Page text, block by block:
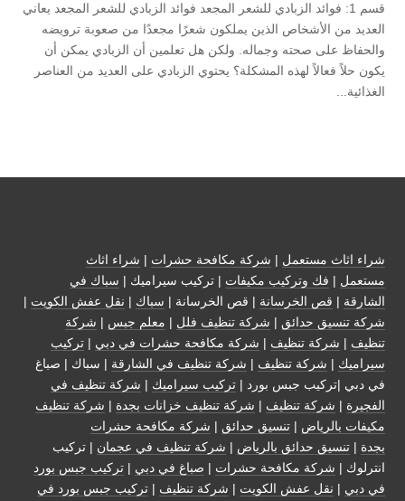
قسم 1: فوائد الزبادي للشعر المجعد فوائد الزبادي للشعر المجعد يعاني
العديد من الأشخاص الذين يملكون شعرًا مجعدًا من صعوبة ترويضه
والحفاظ على صحته وجماله. ولكن هل تعلمين أن الزبادي يمكن أن
يكون حلاً فعالاً لهذه المشكلة؟ يحتوي الزبادي على العديد من العناصر
الغذائية...
شراء اثاث مستعمل | شركة مكافحة حشرات | شراء اثاث
مستعمل | فك وتركيب مكيفات | تركيب سيراميك | سباك في
الشارقة | قص الخرسانة | قص الخرسانة | سباك | نقل عفش الكويت |
شركة تنسيق حدائق | شركة تنظيف فلل | معلم جبس | شركة
تنظيف | شركة تنظيف | شركة مكافحة حشرات في دبي | تركيب
سيراميك | شركة تنظيف | شركة تنظيف في الشارقة | سباك | صباغ
في دبي |تركيب جبس بورد | تركيب سيراميك | شركة تنظيف في
الفجيرة | شركة تنظيف | شركة تنظيف خزانات بجدة | شركة تنظيف
مكيفات بالرياض | تنسيق حدائق | شركة مكافحة حشرات
بجدة | تنسيق حدائق بالرياض | شركة تنظيف في عجمان | تركيب
انترلوك | شركة مكافحة حشرات | صباغ في دبي | تركيب جبس بورد
في دبي | نقل عفش الكويت | شركة تنظيف | تركيب جبس بورد في